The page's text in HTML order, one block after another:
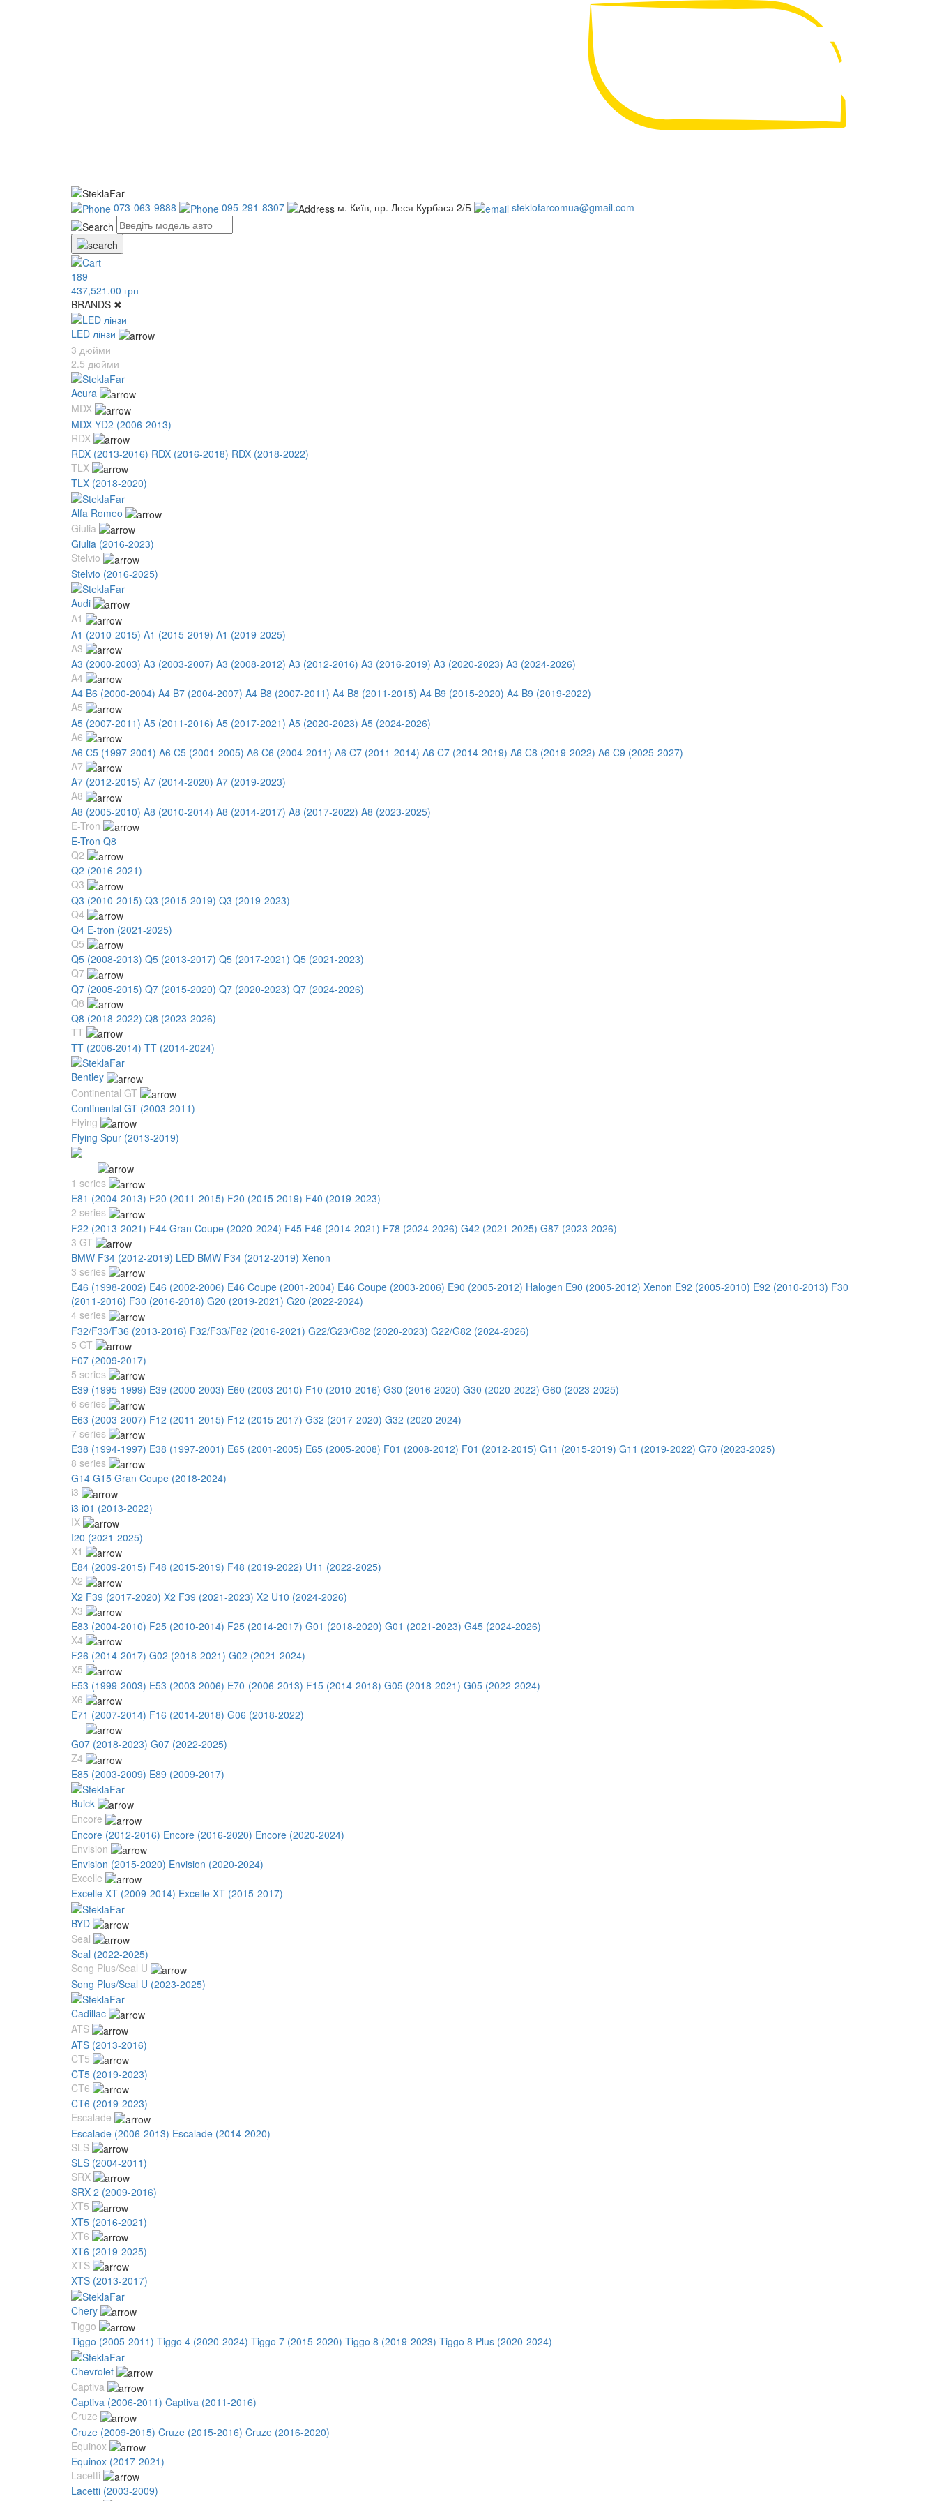
073-063-9888 095-291-8307 м. Київ, пр. Леся Курбаса 2/Б steklofarcomua@gmail.com
189
437,521.00 грн
BRANDS ✖
LED лінзи
3 дюйми
2.5 дюйми
Acura
MDX
MDX YD2 (2006-2013)
RDX
RDX (2013-2016) RDX (2016-2018) RDX (2018-2022)
TLX
TLX (2018-2020)
Alfa Romeo
Giulia
Giulia (2016-2023)
Stelvio
Stelvio (2016-2025)
Audi
A1
A1 (2010-2015) A1 (2015-2019) A1 (2019-2025)
A3
A3 (2000-2003) A3 (2003-2007) A3 (2008-2012) A3 (2012-2016) A3 (2016-2019) A3 (2020-2023) A3 (2024-2026)
A4
A4 B6 (2000-2004) A4 B7 (2004-2007) A4 B8 (2007-2011) A4 B8 (2011-2015) A4 B9 (2015-2020) A4 B9 (2019-2022)
A5
A5 (2007-2011) A5 (2011-2016) A5 (2017-2021) A5 (2020-2023) A5 (2024-2026)
A6
A6 C5 (1997-2001) A6 C5 (2001-2005) A6 C6 (2004-2011) A6 C7 (2011-2014) A6 C7 (2014-2019) A6 C8 (2019-2022) A6 C9 (2025-2027)
A7
A7 (2012-2015) A7 (2014-2020) A7 (2019-2023)
A8
A8 (2005-2010) A8 (2010-2014) A8 (2014-2017) A8 (2017-2022) A8 (2023-2025)
E-Tron
E-Tron Q8
Q2
Q2 (2016-2021)
Q3
Q3 (2010-2015) Q3 (2015-2019) Q3 (2019-2023)
Q4
Q4 E-tron (2021-2025)
Q5
Q5 (2008-2013) Q5 (2013-2017) Q5 (2017-2021) Q5 (2021-2023)
Q7
Q7 (2005-2015) Q7 (2015-2020) Q7 (2020-2023) Q7 (2024-2026)
Q8
Q8 (2018-2022) Q8 (2023-2026)
TT
TT (2006-2014) TT (2014-2024)
Bentley
Continental GT
Continental GT (2003-2011)
Flying
Flying Spur (2013-2019)
1 series
E81 (2004-2013) F20 (2011-2015) F20 (2015-2019) F40 (2019-2023)
2 series
F22 (2013-2021) F44 Gran Coupe (2020-2024) F45 F46 (2014-2021) F78 (2024-2026) G42 (2021-2025) G87 (2023-2026)
3 GT
BMW F34 (2012-2019) LED BMW F34 (2012-2019) Xenon
3 series
E46 (1998-2002) E46 (2002-2006) E46 Coupe (2001-2004) E46 Coupe (2003-2006) E90 (2005-2012) Halogen E90 (2005-2012) Xenon E92 (2005-2010) E92 (2010-2013) F30
(2011-2016) F30 (2016-2018) G20 (2019-2021) G20 (2022-2024)
4 series
F32/F33/F36 (2013-2016) F32/F33/F82 (2016-2021) G22/G23/G82 (2020-2023) G22/G82 (2024-2026)
5 GT
F07 (2009-2017)
5 series
E39 (1995-1999) E39 (2000-2003) E60 (2003-2010) F10 (2010-2016) G30 (2016-2020) G30 (2020-2022) G60 (2023-2025)
6 series
E63 (2003-2007) F12 (2011-2015) F12 (2015-2017) G32 (2017-2020) G32 (2020-2024)
7 series
E38 (1994-1997) E38 (1997-2001) E65 (2001-2005) E65 (2005-2008) F01 (2008-2012) F01 (2012-2015) G11 (2015-2019) G11 (2019-2022) G70 (2023-2025)
8 series
G14 G15 Gran Coupe (2018-2024)
i3
i3 i01 (2013-2022)
IX
I20 (2021-2025)
X1
E84 (2009-2015) F48 (2015-2019) F48 (2019-2022) U11 (2022-2025)
X2
X2 F39 (2017-2020) X2 F39 (2021-2023) X2 U10 (2024-2026)
X3
E83 (2004-2010) F25 (2010-2014) F25 (2014-2017) G01 (2018-2020) G01 (2021-2023) G45 (2024-2026)
X4
F26 (2014-2017) G02 (2018-2021) G02 (2021-2024)
X5
E53 (1999-2003) E53 (2003-2006) E70-(2006-2013) F15 (2014-2018) G05 (2018-2021) G05 (2022-2024)
X6
E71 (2007-2014) F16 (2014-2018) G06 (2018-2022)
G07 (2018-2023) G07 (2022-2025)
Z4
E85 (2003-2009) E89 (2009-2017)
Buick
Encore
Encore (2012-2016) Encore (2016-2020) Encore (2020-2024)
Envision
Envision (2015-2020) Envision (2020-2024)
Excelle
Excelle XT (2009-2014) Excelle XT (2015-2017)
BYD
Seal
Seal (2022-2025)
Song Plus/Seal U
Song Plus/Seal U (2023-2025)
Cadillac
ATS
ATS (2013-2016)
CT5
CT5 (2019-2023)
CT6
CT6 (2019-2023)
Escalade
Escalade (2006-2013) Escalade (2014-2020)
SLS
SLS (2004-2011)
SRX
SRX 2 (2009-2016)
XT5
XT5 (2016-2021)
XT6
XT6 (2019-2025)
XTS
XTS (2013-2017)
Chery
Tiggo
Tiggo (2005-2011) Tiggo 4 (2020-2024) Tiggo 7 (2015-2020) Tiggo 8 (2019-2023) Tiggo 8 Plus (2020-2024)
Chevrolet
Captiva
Captiva (2006-2011) Captiva (2011-2016)
Cruze
Cruze (2009-2015) Cruze (2015-2016) Cruze (2016-2020)
Equinox
Equinox (2017-2021)
Lacetti
Lacetti (2003-2009)